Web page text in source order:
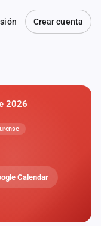
Crear cuenta
2026
Calendar